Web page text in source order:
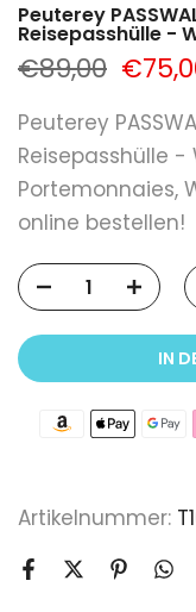
Peuterey
Reisepasshülle -
€89,00
Peuterey
Reisepasshülle -
Portemonnaies,
online bestellen!
IN
Artikelnummer: